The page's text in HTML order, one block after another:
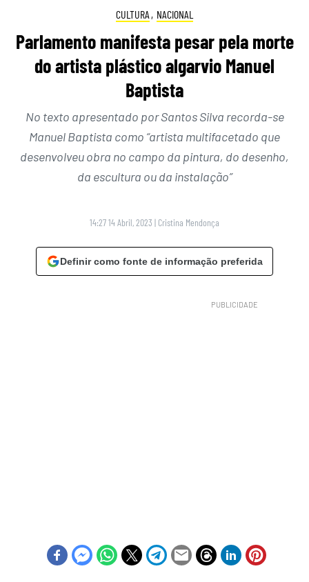
CULTURA , NACIONAL
Parlamento manifesta pesar pela morte
do artista plástico algarvio Manuel
Baptista
No texto apresentado por Santos Silva recorda-se
Manuel Baptista como “artista multifacetado que
desenvolveu obra no campo da pintura, do desenho,
da escultura ou da instalação”
14:27 14 Abril, 2023 | Cristina Mendonça
Definir como fonte de informação preferida